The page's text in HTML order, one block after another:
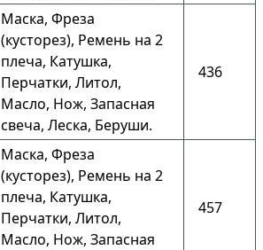
Маска, Фреза
(кусторез), Ремень на 2
плеча, Катушка,
Перчатки, Литол,
Масло, Нож, Запасная
свеча, Леска, Беруши.
436
Маска, Фреза
(кусторез), Ремень на 2
плеча, Катушка,
Перчатки, Литол,
Масло, Нож, Запасная
457